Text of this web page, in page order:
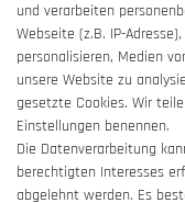
und verarbeiten
Webseite (z.B. IP-
personalisieren, Medien
unsere Website zu
gesetzte Cookies. Wir
Einstellungen benennen.
Die Datenverarbeitung
berechtigten Interesses
abgelehnt werden. Es